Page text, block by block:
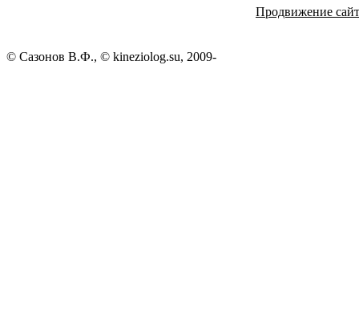
Продвижение
© Сазонов В.Ф., © kineziolog.su, 2009-